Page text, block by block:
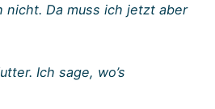
nicht. Da muss ich jetzt aber
Ich sage, wo’s